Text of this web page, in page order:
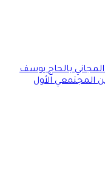
بالحاج يوسف
الأول